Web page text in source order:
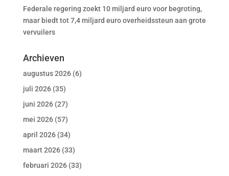
Federale regering zoekt 10 miljard euro voor begroting,
maar biedt tot 7,4 miljard euro overheidssteun aan grote
vervuilers
Archieven
augustus 2026(6)
juli 2026(35)
juni 2026(27)
mei 2026(57)
april 2026(34)
maart 2026(33)
februari 2026(33)